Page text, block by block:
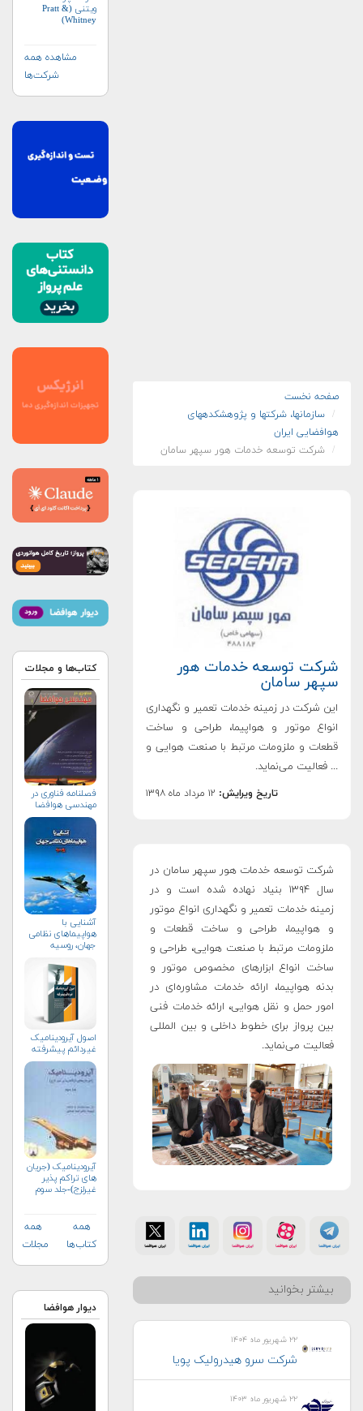
صفحه نخست
سازمان‏ها، شرکت‏ها و پژوهشکده‏های
هوافضایی ایران
شرکت توسعه خدمات هور سپهر سامان
شرکت توسعه خدمات هور
سپهر سامان
این شرکت در زمینه خدمات تعمیر و نگهداری
انواع موتور و هواپیما، طراحی و ساخت
قطعات و ملزومات مرتبط با صنعت هوایی و
... فعالیت می‌نماید.
تاریخ ویرایش: ۱۲ مرداد ماه ۱۳۹۸
شرکت توسعه خدمات هور سپهر سامان در
سال ۱۳۹۴ بنیاد نهاده شده است و در
زمینه خدمات تعمیر و نگهداری انواع موتور
و هواپیما، طراحی و ساخت قطعات و
ملزومات مرتبط با صنعت هوایی، طراحی و
ساخت انواع ابزارهای مخصوص موتور و
بدنه هواپیما، ارائه خدمات مشاوره‌ای در
امور حمل و نقل هوایی، ارائه خدمات فنی
بین پرواز برای خطوط داخلی و بین المللی
فعالیت می‌نماید.
بیشتر بخوانید
۲۲ شهریور ماه ۱۴۰۴
شرکت سرو هیدرولیک پویا
۲۲ شهریور ماه ۱۴۰۳
ویتنی (Pratt &
Whitney)
مشاهده همه
شرکت‌ها
کتاب‌ها و مجلات
فصلنامه فناوری در
مهندسی هوافضا
آشنایی با
هواپیماهای نظامی
جهان، روسیه
اصول آيروديناميک
غيردائم پيشرفته
آیرودینامیک (جریان
های تراکم پذیر
غیرلزج)-جلد سوم
همه
کتاب‌ها
همه
مجلات
دیوار هوافضا